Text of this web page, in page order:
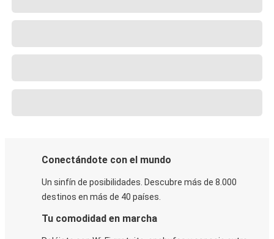
Conectándote con el mundo
Un sinfín de posibilidades. Descubre más de 8.000
destinos en más de 40 países.
Tu comodidad en marcha